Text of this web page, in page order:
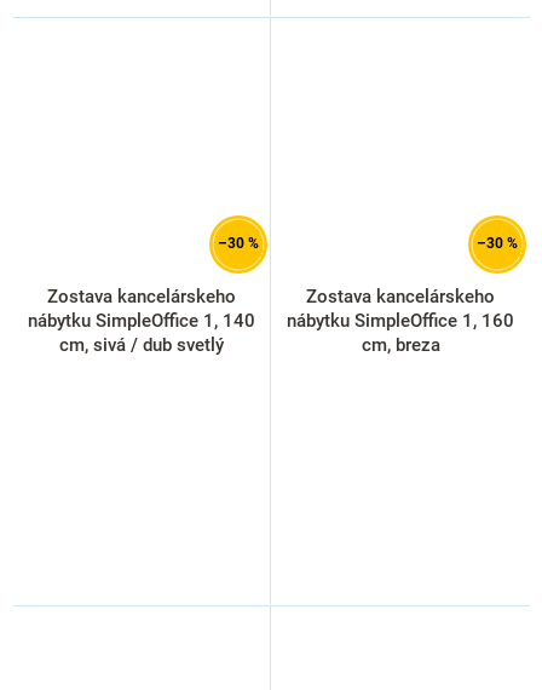
–30 %
Zostava kancelárskeho
nábytku SimpleOffice 1, 140
cm, sivá / dub svetlý
–30 %
Zostava kancelárskeho
nábytku SimpleOffice 1, 160
cm, breza